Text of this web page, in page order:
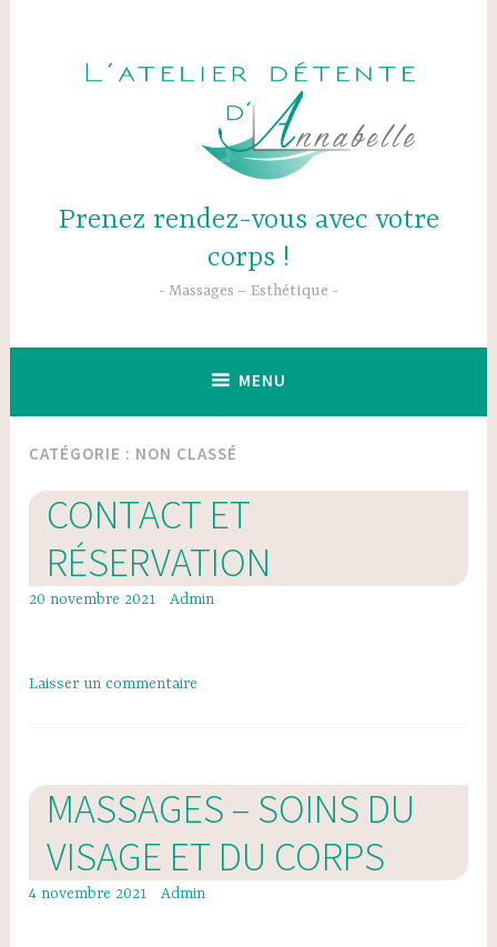
Prenez rendez-vous avec votre
corps !
Massages – Esthétique
MENU
CATÉGORIE : NON CLASSÉ
CONTACT ET
RÉSERVATION
20 novembre 2021 Admin
Laisser un commentaire
MASSAGES – SOINS DU
VISAGE ET DU CORPS
4 novembre 2021 Admin